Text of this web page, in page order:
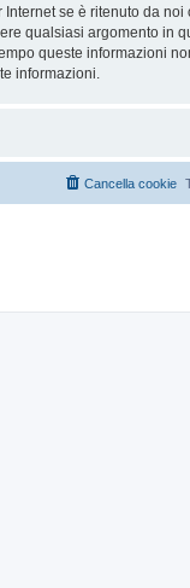
se è ritenuto da noi
qualsiasi argomento in
queste informazioni
informazioni.
Cancella cookie